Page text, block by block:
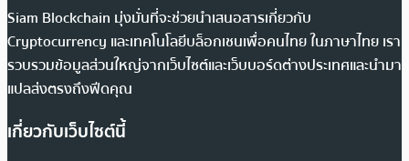
Siam Blockchain มุ่งมั่นที่จะช่วยนำเสนอสารเกี่ยวกับ
Cryptocurrency และเทคโนโลยีบล็อกเชนเพื่อคนไทย ในภาษาไทย เรา
รวบรวมข้อมูลส่วนใหญ่จากเว็บไซต์และเว็บบอร์ดต่างประเทศและนำมา
แปลส่งตรงถึงฟีดคุณ
เกี่ยวกับเว็บไซต์นี้